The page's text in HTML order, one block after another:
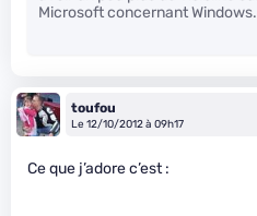
Microsoft concernant Windows.
toufou
Le 12/10/2012 à 09h17
Ce que j’adore c’est :